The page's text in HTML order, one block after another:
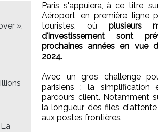
»,
Paris s'appuiera, à ce titre,
Aéroport, en première ligne
touristes, où plusieurs
d'investissement sont
prochaines années en vue
2024.
Avec un gros challenge
parisiens : la
parcours client. Notamment
la longueur des files
aux postes frontières.